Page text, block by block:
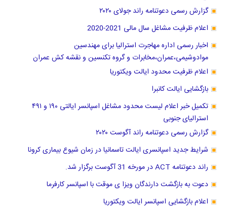
گزارش رسمی دعوتنامه راند جولای ۲۰۲۰
اعلام ظرفیت مشاغل سال مالی 2021-2020
اخبار رسمی اداره مهاجرت استرالیا برای مهندسین
موادوشیمی،عمران،مخابرات و گروه تکنسین و نقشه کش عمران
اعلام ظرفیت محدود ایالت ویکتوریا
بازگشایی ایالت کانبرا
تکمیل خبر اعلام لیست محدود مشاغل اسپانسر ایالتی ۱۹۰ و ۴۹۱
استرالیای جنوبی
گزارش رسمی دعوتنامه راند آگوست ۲۰۲۰
شرایط جدید اسپانسری ایالت تاسمانیا در زمان شیوع بیماری کرونا
راند دعوتنامه ACT در مورخه 31 آگوست برگزار شد.
دعوت به بازگشت دارندگان ویزا ی موقت با اسپانسر کارفرما
اعلام بازگشایی اسپانسر ایالت ویکتوریا